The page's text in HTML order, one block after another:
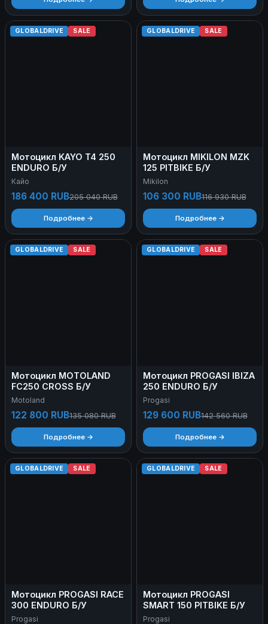
GLOBALDRIVE SALE
Мотоцикл KAYO T4 250
ENDURO Б/У
Кайо
186 400 RUB205 040 RUB
Подробнее →
GLOBALDRIVE SALE
Мотоцикл MIKILON MZK
125 PITBIKE Б/У
Mikilon
106 300 RUB116 930 RUB
Подробнее →
GLOBALDRIVE SALE
Мотоцикл MOTOLAND
FC250 CROSS Б/У
Motoland
122 800 RUB135 080 RUB
Подробнее →
GLOBALDRIVE SALE
Мотоцикл PROGASI IBIZA
250 ENDURO Б/У
Progasi
129 600 RUB142 560 RUB
Подробнее →
GLOBALDRIVE SALE
Мотоцикл PROGASI RACE
300 ENDURO Б/У
Progasi
GLOBALDRIVE SALE
Мотоцикл PROGASI
SMART 150 PITBIKE Б/У
Progasi